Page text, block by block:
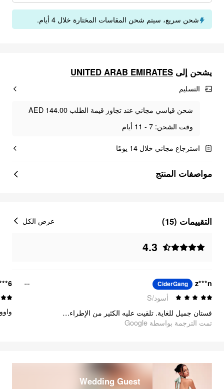
شحن سريع، سيتم شحن المقاسات المختارة خلال 4 أيام.
يشحن إلى UNITED ARAB EMIRATES
التسليم
شحن قياسي مجاني عند تجاوز قيمة الطلب AED 144.00
وقت الشحن: 7 - 11 أيام
استرجاع مجاني خلال 14 يومًا
مواصفات المنتج
التقييمات (15)
4.3
عرض الكل
z***n
CiderGang
أسود/S
فستان جميل للغاية. تلقيت عليه الكثير من الإطراءات. منطقة الصدر مبطّنة بمطاط من الداخل وتحمي بذلك من الانزلاق. مريح جدًا وخفيف كالعُبْر، لا تشعرين به إطلاقًا.
تمت الترجمة بواسطة Google
Wedding Guest